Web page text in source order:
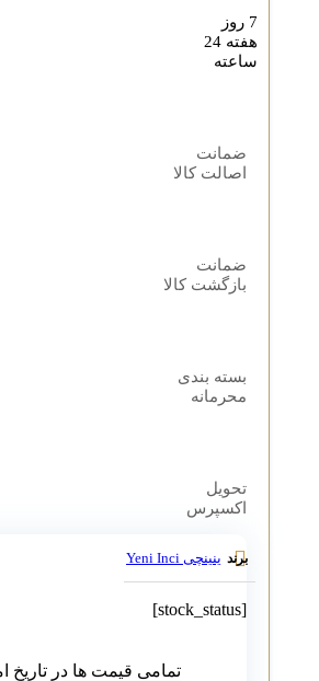
هفته 24
ساعته
ضمانت
اصالت کالا
ضمانت
بازگشت کالا
بسته بندی
محرمانه
تحویل
اکسپرس
ینینچی Yeni Inci
تمامی قیمت ها در تاریخ امروز